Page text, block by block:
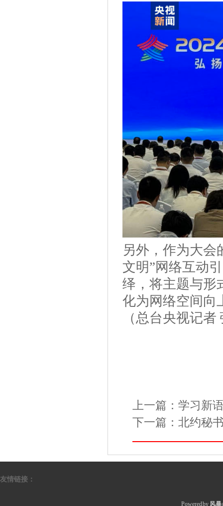
另外，作为大会
文明”网络互动
绎，将主题与形
化为网络空间向
（总台央视记
上一篇： 学习新
下一篇： 北约秘
友情链接：
Powered by 风暴